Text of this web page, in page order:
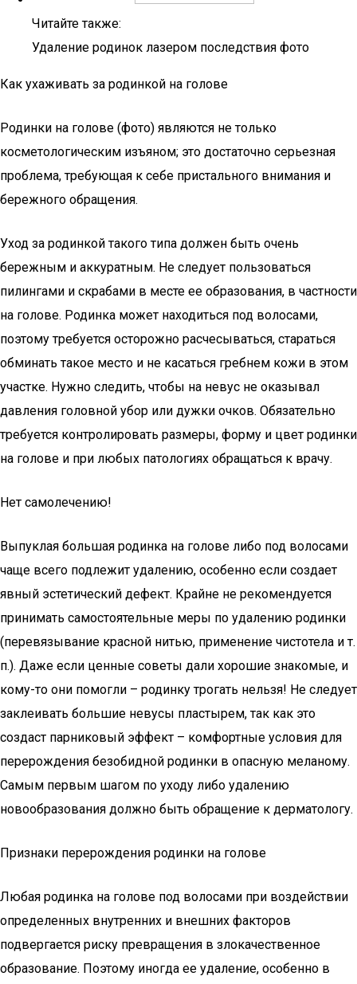
Читайте также:
Удаление родинок лазером последствия фото
Как ухаживать за родинкой на голове
Родинки на голове (фото) являются не только
косметологическим изъяном; это достаточно серьезная
проблема, требующая к себе пристального внимания и
бережного обращения.
Уход за родинкой такого типа должен быть очень
бережным и аккуратным. Не следует пользоваться
пилингами и скрабами в месте ее образования, в частности
на голове. Родинка может находиться под волосами,
поэтому требуется осторожно расчесываться, стараться
обминать такое место и не касаться гребнем кожи в этом
участке. Нужно следить, чтобы на невус не оказывал
давления головной убор или дужки очков. Обязательно
требуется контролировать размеры, форму и цвет родинки
на голове и при любых патологиях обращаться к врачу.
Нет самолечению!
Выпуклая большая родинка на голове либо под волосами
чаще всего подлежит удалению, особенно если создает
явный эстетический дефект. Крайне не рекомендуется
принимать самостоятельные меры по удалению родинки
(перевязывание красной нитью, применение чистотела и т.
п.). Даже если ценные советы дали хорошие знакомые, и
кому-то они помогли – родинку трогать нельзя! Не следует
заклеивать большие невусы пластырем, так как это
создаст парниковый эффект – комфортные условия для
перерождения безобидной родинки в опасную меланому.
Самым первым шагом по уходу либо удалению
новообразования должно быть обращение к дерматологу.
Признаки перерождения родинки на голове
Любая родинка на голове под волосами при воздействии
определенных внутренних и внешних факторов
подвергается риску превращения в злокачественное
образование. Поэтому иногда ее удаление, особенно в